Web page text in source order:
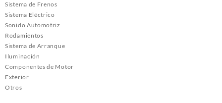
Sistema de Frenos
Sistema Eléctrico
Sonido Automotriz
Rodamientos
Sistema de Arranque
Iluminación
Componentes de Motor
Exterior
Otros